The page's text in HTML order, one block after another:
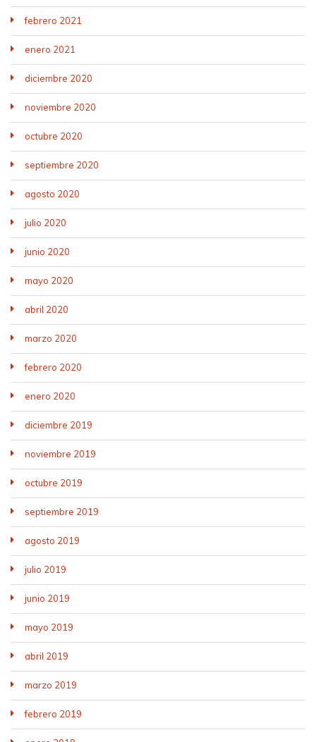
febrero 2021
enero 2021
diciembre 2020
noviembre 2020
octubre 2020
septiembre 2020
agosto 2020
julio 2020
junio 2020
mayo 2020
abril 2020
marzo 2020
febrero 2020
enero 2020
diciembre 2019
noviembre 2019
octubre 2019
septiembre 2019
agosto 2019
julio 2019
junio 2019
mayo 2019
abril 2019
marzo 2019
febrero 2019